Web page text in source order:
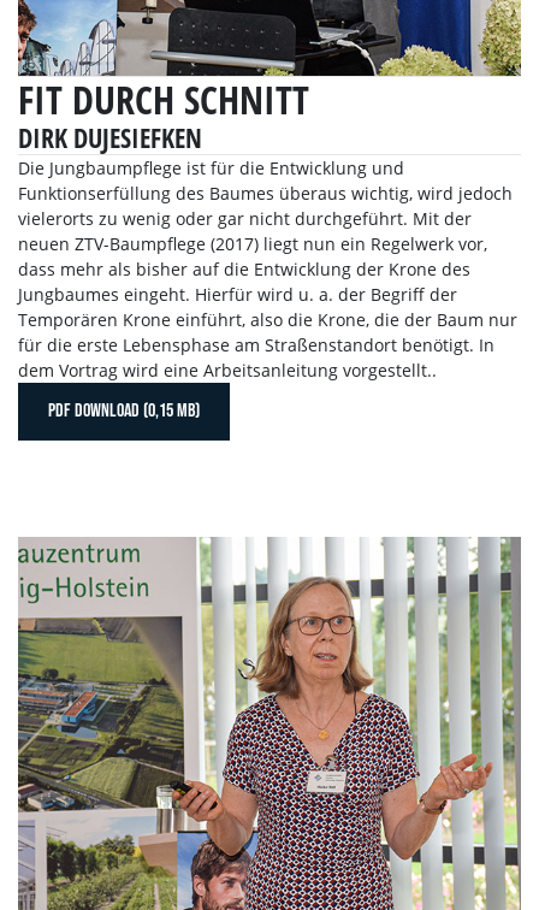
FIT DURCH SCHNITT
DIRK DUJESIEFKEN
Die Jungbaumpflege ist für die Entwicklung und
Funktionserfüllung des Baumes überaus wichtig, wird jedoch
vielerorts zu wenig oder gar nicht durchgeführt. Mit der
neuen ZTV-Baumpflege (2017) liegt nun ein Regelwerk vor,
dass mehr als bisher auf die Entwicklung der Krone des
Jungbaumes eingeht. Hierfür wird u. a. der Begriff der
Temporären Krone einführt, also die Krone, die der Baum nur
für die erste Lebensphase am Straßenstandort benötigt. In
dem Vortrag wird eine Arbeitsanleitung vorgestellt..
PDF DOWNLOAD (0,15 MB)